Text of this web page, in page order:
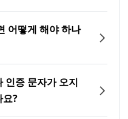
어떻게 해야 하나
인증 문자가 오지
요?